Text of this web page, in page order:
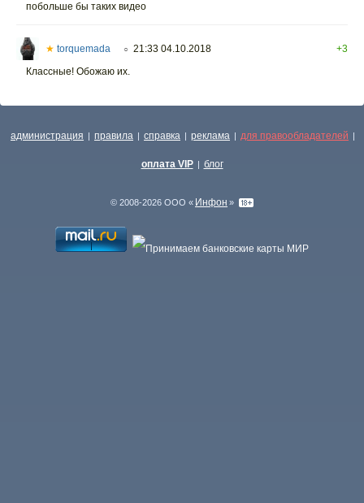
побольше бы таких видео
★ torquemada ○ 21:33 04.10.2018
+3
Классные! Обожаю их.
администрация | правила | справка | реклама | для правообладателей |
оплата VIP | блог
© 2008-2026 ООО « Инфон »